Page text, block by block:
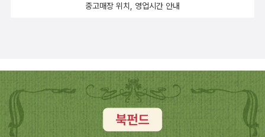
니조은이도 저절로 따라해주겠지요? 아이와 함께 자연에 대한 신비
대한 깊은 지식을 바탕으로 되살아난 50여 종의 기상천외한 공룡들
기자기한 디테일들은 이 판타지의 또 다른 묘미다. 또한, 조각가로 활
동하고 있는 홍경님은, 각 장제목이 위치하는 자리에 컬러풀한 그림
으로 그 장의 분위기를 살려 주었고, 책의 앞뒤를 장식하고 있는 면지
에 책에 등장하는 공룡들을 보여 줌으로써 독자들의 상상력을 자극한
중고매장 위치, 영업시간 안내